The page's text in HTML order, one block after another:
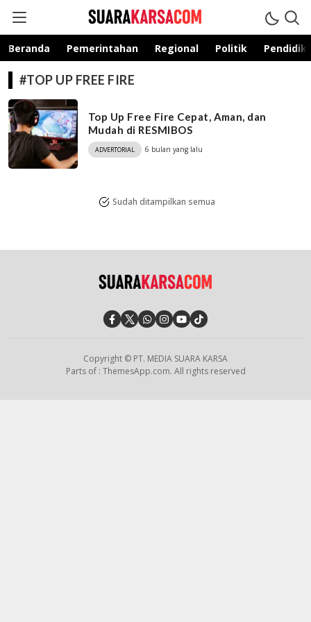
suarakarsa.com
Informasi terpercaya
Beranda Pemerintahan Regional Politik
#TOP UP FREE FIRE
Top Up Free Fire Cepat, Aman, dan
Mudah di RESMIBOS
ADVERTORIAL 6 bulan yang lalu
Sudah ditampilkan semua
Copyright © PT. MEDIA SUARA KARSA
Parts of : ThemesApp.com. All rights reserved